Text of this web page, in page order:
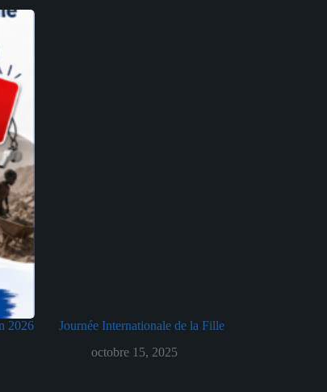
2026
Journée Internationale de la Fille
octobre 15, 2025